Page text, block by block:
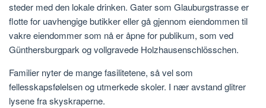
steder med den lokale drinken. Gater som Glauburgstrasse er
flotte for uavhengige butikker eller gå gjennom eiendommen til
vakre eiendommer som nå er åpne for publikum, som ved
Günthersburgpark og vollgravede Holzhausenschlösschen.
Familier nyter de mange fasilitetene, så vel som
fellesskapsfølelsen og utmerkede skoler. I nær avstand glitrer
lysene fra skyskraperne.